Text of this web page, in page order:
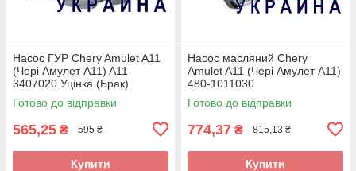
Насос ГУР Chery Amulet A11
(Чері Амулет А11) A11-
3407020 Уцінка (Брак)
Готово до відправки
565,25 ₴ 595 ₴
Купити
Насос масляний Chery
Amulet A11 (Чері Амулет А11)
480-1011030
Готово до відправки
774,37 ₴ 815,13 ₴
Купити